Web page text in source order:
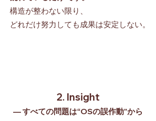
構造が整わない限り、
どれだけ努力しても成果は安定しない。
2. Insight
— すべての問題は“OSの誤作動”から